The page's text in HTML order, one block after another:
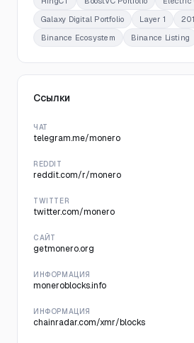
Galaxy Digital Portfolio
Layer 1
Binance Ecosystem
Binance Listing
Ссылки
ЧАТ
telegram.me/monero
REDDIT
reddit.com/r/monero
TWITTER
twitter.com/monero
САЙТ
getmonero.org
ИНФОРМАЦИЯ
moneroblocks.info
ИНФОРМАЦИЯ
chainradar.com/xmr/blocks